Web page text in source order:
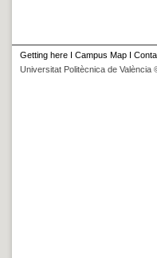
Getting here I Campus Map I
Universitat Politècnica de València